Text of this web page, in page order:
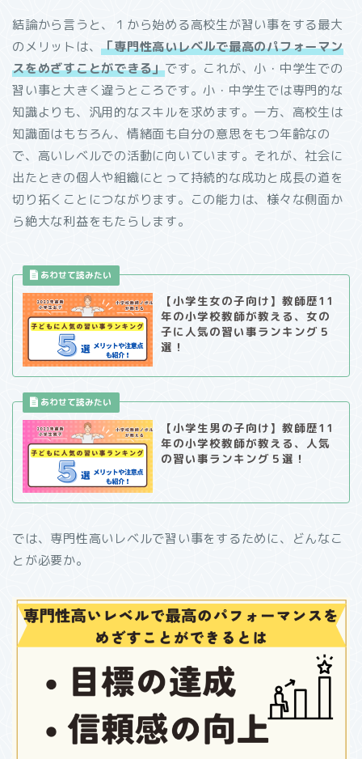
結論から言うと、１から始める高校生が習い事をする最大
のメリットは、「専門性高いレベルで最高のパフォーマン
スをめざすことができる」です。これが、小・中学生での
習い事と大きく違うところです。小・中学生では専門的な
知識よりも、汎用的なスキルを求めます。一方、高校生は
知識面はもちろん、情緒面も自分の意思をもつ年齢なの
で、高いレベルでの活動に向いています。それが、社会に
出たときの個人や組織にとって持続的な成功と成長の道を
切り拓くことにつながります。この能力は、様々な側面か
ら絶大な利益をもたらします。
【小学生女の子向け】教師歴11
年の小学校教師が教える、女の
子に人気の習い事ランキング５
選！
【小学生男の子向け】教師歴11
年の小学校教師が教える、人気
の習い事ランキング５選！
では、専門性高いレベルで習い事をするために、どんなこ
とが必要か。